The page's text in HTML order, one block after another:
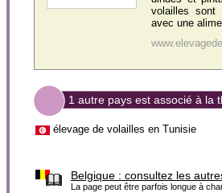
volailles sont
avec une
1 autre pays est associé à la
élevage de volailles en Tunisie
Belgique : consultez les
La page peut être parfois longue à